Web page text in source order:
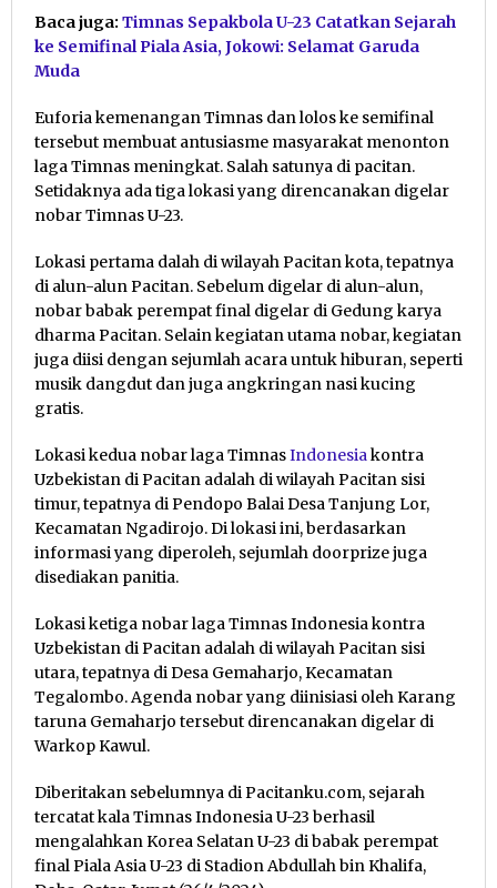
Baca juga: Timnas Sepakbola U-23 Catatkan Sejarah
ke Semifinal Piala Asia, Jokowi: Selamat Garuda
Muda
Euforia kemenangan Timnas dan lolos ke semifinal
tersebut membuat antusiasme masyarakat menonton
laga Timnas meningkat. Salah satunya di pacitan.
Setidaknya ada tiga lokasi yang direncanakan digelar
nobar Timnas U-23.
Lokasi pertama dalah di wilayah Pacitan kota, tepatnya
di alun-alun Pacitan. Sebelum digelar di alun-alun,
nobar babak perempat final digelar di Gedung karya
dharma Pacitan. Selain kegiatan utama nobar, kegiatan
juga diisi dengan sejumlah acara untuk hiburan, seperti
musik dangdut dan juga angkringan nasi kucing
gratis.
Lokasi kedua nobar laga TimnasIndonesiakontra
Uzbekistan di Pacitan adalah di wilayah Pacitan sisi
timur, tepatnya di Pendopo Balai Desa Tanjung Lor,
Kecamatan Ngadirojo. Di lokasi ini, berdasarkan
informasi yang diperoleh, sejumlah doorprize juga
disediakan panitia.
Lokasi ketiga nobar laga Timnas Indonesia kontra
Uzbekistan di Pacitan adalah di wilayah Pacitan sisi
utara, tepatnya di Desa Gemaharjo, Kecamatan
Tegalombo. Agenda nobar yang diinisiasi oleh Karang
taruna Gemaharjo tersebut direncanakan digelar di
Warkop Kawul.
Diberitakan sebelumnya di Pacitanku.com, sejarah
tercatat kala Timnas Indonesia U-23 berhasil
mengalahkan Korea Selatan U-23 di babak perempat
final Piala Asia U-23 di Stadion Abdullah bin Khalifa,